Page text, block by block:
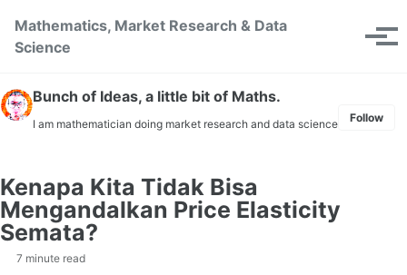
Mathematics, Market Research & Data
Science
Toggle
Bunch of Ideas, a little bit of Maths.
I am mathematician doing market research and data science Follow
Kenapa Kita Tidak Bisa
Mengandalkan Price Elasticity
Semata?
7 minute read